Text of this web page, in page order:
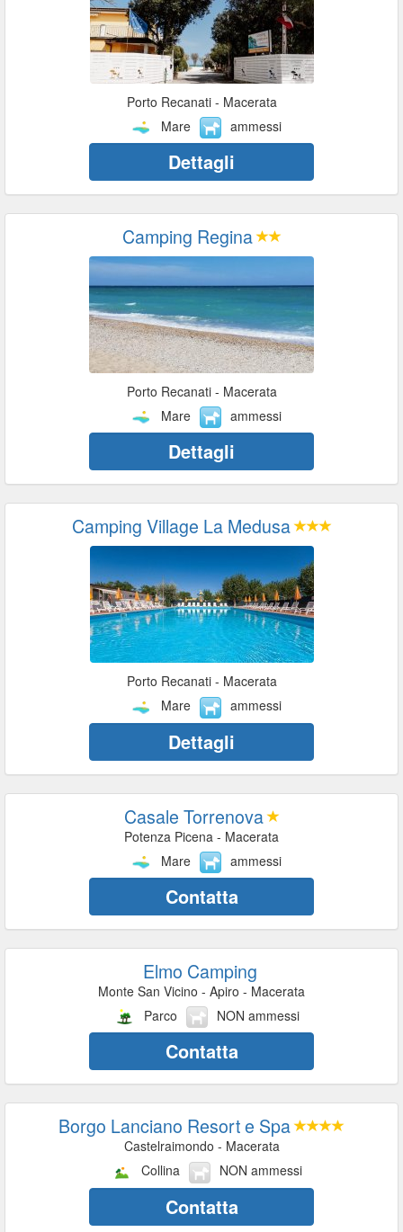
Porto Recanati - Macerata
Mare
ammessi
Dettagli
Camping Regina
Porto Recanati - Macerata
Mare
ammessi
Dettagli
Camping Village La Medusa
Porto Recanati - Macerata
Mare
ammessi
Dettagli
Casale Torrenova
Potenza Picena - Macerata
Mare
ammessi
Contatta
Elmo Camping
Monte San Vicino - Apiro - Macerata
Parco
NON ammessi
Contatta
Borgo Lanciano Resort e Spa
Castelraimondo - Macerata
Collina
NON ammessi
Contatta